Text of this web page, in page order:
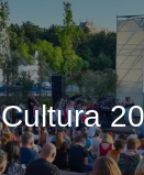
Cultura